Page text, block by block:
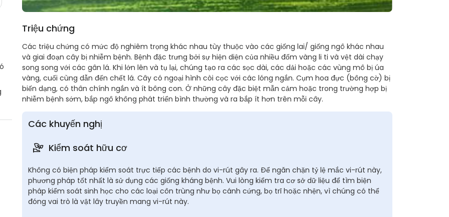
Triệu chứng
Các triệu chứng có mức độ nghiêm trọng khác nhau tùy thuộc vào các giống lai/ giống ngô khác nhau
và giai đoạn cây bị nhiễm bệnh. Bệnh đặc trưng bởi sự hiện diện của nhiều đốm vàng li ti và vệt dài chạy
song song với các gân lá. Khi lớn lên và tụ lại, chúng tạo ra các sọc dài, các dải hoặc các vùng mô bị úa
vàng, cuối cùng dẫn đến chết lá. Cây có ngoại hình còi cọc với các lóng ngắn. Cụm hoa đực (bông cờ) bị
biến dạng, có thân chính ngắn và ít bông con. Ở những cây đặc biệt mẫn cảm hoặc trong trường hợp bị
nhiễm bệnh sớm, bắp ngô không phát triển bình thường và ra bắp ít hơn trên mỗi cây.
Các khuyến nghị
Kiểm soát hữu cơ
Không có biện pháp kiểm soát trực tiếp các bệnh do vi-rút gây ra. Để ngăn chặn tỷ lệ mắc vi-rút này,
phương pháp tốt nhất là sử dụng các giống kháng bệnh. Vui lòng kiểm tra cơ sở dữ liệu để tìm biện
pháp kiểm soát sinh học cho các loại côn trùng như bọ cánh cứng, bọ trĩ hoặc nhện, vì chúng có thể
đóng vai trò là vật lây truyền mang vi-rút này.